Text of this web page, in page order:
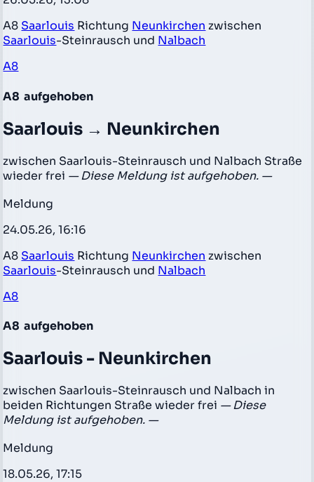
A8 Saarlouis Richtung Neunkirchen zwischen
Saarlouis-Steinrausch und Nalbach
A8
A8 aufgehoben
Saarlouis → Neunkirchen
zwischen Saarlouis-Steinrausch und Nalbach Straße
wieder frei — Diese Meldung ist aufgehoben. —
Meldung
24.05.26, 16:16
A8 Saarlouis Richtung Neunkirchen zwischen
Saarlouis-Steinrausch und Nalbach
A8
A8 aufgehoben
Saarlouis - Neunkirchen
zwischen Saarlouis-Steinrausch und Nalbach in
beiden Richtungen Straße wieder frei — Diese
Meldung ist aufgehoben. —
Meldung
18.05.26, 17:15